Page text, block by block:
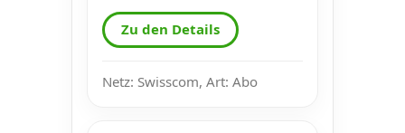
Zu den Details
Netz: Swisscom, Art: Abo